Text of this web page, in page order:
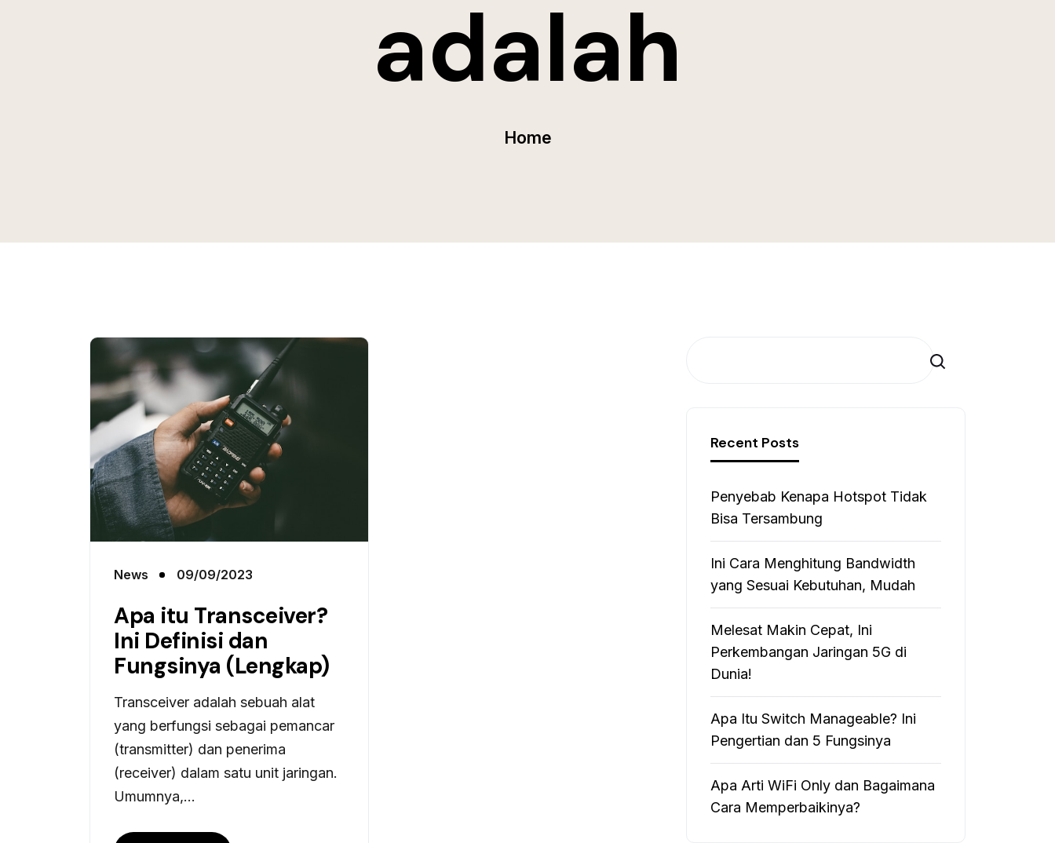
adalah
Home
News 09/09/2023
Apa itu Transceiver?
Ini Definisi dan
Fungsinya (Lengkap)
Transceiver adalah sebuah alat
yang berfungsi sebagai pemancar
(transmitter) dan penerima
(receiver) dalam satu unit jaringan.
Umumnya,...
Search
Recent Posts
Penyebab Kenapa Hotspot Tidak
Bisa Tersambung
Ini Cara Menghitung Bandwidth
yang Sesuai Kebutuhan, Mudah
Melesat Makin Cepat, Ini
Perkembangan Jaringan 5G di
Dunia!
Apa Itu Switch Manageable? Ini
Pengertian dan 5 Fungsinya
Apa Arti WiFi Only dan Bagaimana
Cara Memperbaikinya?